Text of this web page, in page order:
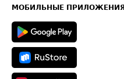
Техническая информация
МОБИЛЬНЫЕ ПРИЛОЖЕНИЯ